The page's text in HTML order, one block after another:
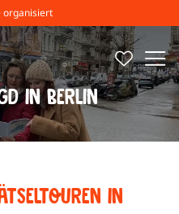
organisiert
in Berlin
in